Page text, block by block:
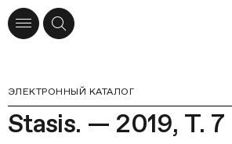
ЭЛЕКТРОННЫЙ КАТАЛОГ
Stasis. — 2019, Т.